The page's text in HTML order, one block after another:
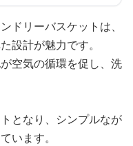
ドリーバスケットは、
設計が魅力です。
空気の循環を促し、洗
となり、シンプルなが
います。